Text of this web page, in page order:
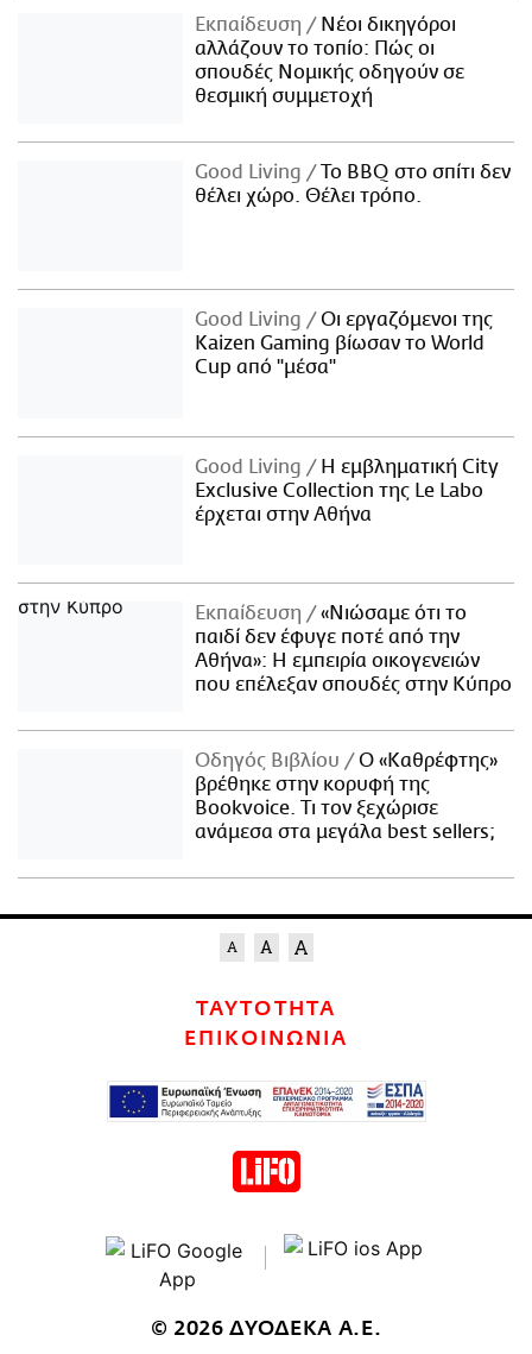
Εκπαίδευση
Νέοι δικηγόροι
αλλάζουν το τοπίο: Πώς οι
σπουδές Νομικής οδηγούν σε
θεσμική συμμετοχή
Good Living
Το BBQ στο σπίτι δεν
θέλει χώρο. Θέλει τρόπο.
Good Living
Οι εργαζόμενοι της
Kaizen Gaming βίωσαν το World
Cup από "μέσα"
Good Living
Η εμβληματική City
Exclusive Collection της Le Labo
έρχεται στην Αθήνα
Εκπαίδευση
«Νιώσαμε ότι το
παιδί δεν έφυγε ποτέ από την
Αθήνα»: Η εμπειρία οικογενειών
που επέλεξαν σπουδές στην Κύπρο
Οδηγός Βιβλίου
Ο «Καθρέφτης»
βρέθηκε στην κορυφή της
Bookvoice. Τι τον ξεχώρισε
ανάμεσα στα μεγάλα best sellers;
ΤΑΥΤΟΤΗΤΑ
ΕΠΙΚΟΙΝΩΝΙΑ
© 2026 ΔΥΟΔΕΚΑ Α.Ε.